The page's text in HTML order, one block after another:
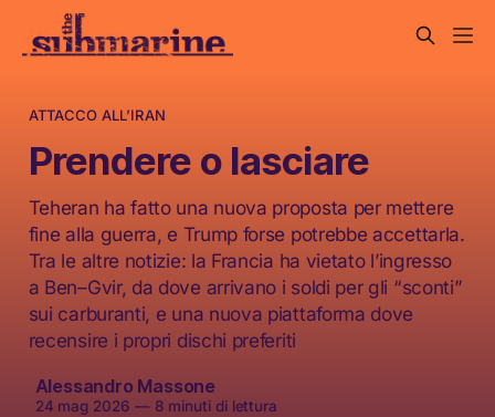
ATTACCO ALL’IRAN
Prendere o lasciare
Teheran ha fatto una nuova proposta per mettere
fine alla guerra, e Trump forse potrebbe accettarla.
Tra le altre notizie: la Francia ha vietato l’ingresso
a Ben–Gvir, da dove arrivano i soldi per gli “sconti”
sui carburanti, e una nuova piattaforma dove
recensire i propri dischi preferiti
Alessandro Massone
24 mag 2026 —8 minuti di lettura